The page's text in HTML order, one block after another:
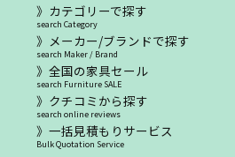
カテゴリーで探す
search Category
メーカー/ブランドで探す
search Maker / Brand
全国の家具セール
search Furniture SALE
クチコミから探す
search online reviews
一括見積もりサービス
Bulk Quotation Service